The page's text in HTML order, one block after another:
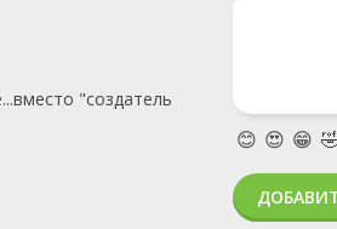
"создатель
😊 😍 😁